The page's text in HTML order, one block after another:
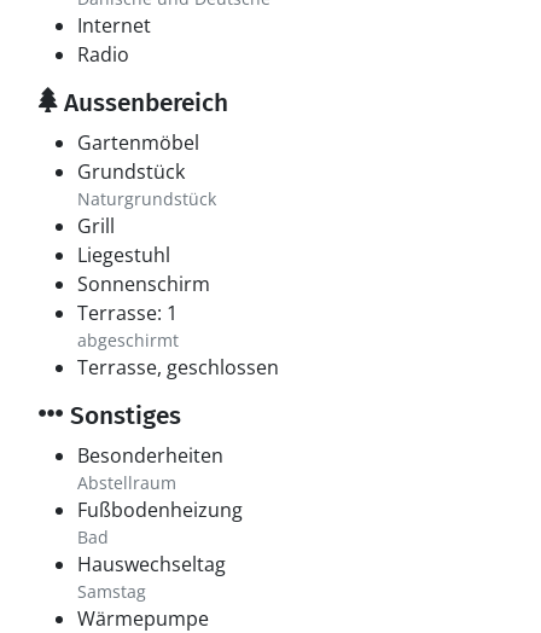
Internet
Radio
Aussenbereich
Gartenmöbel
Grundstück
Naturgrundstück
Grill
Liegestuhl
Sonnenschirm
Terrasse: 1
abgeschirmt
Terrasse, geschlossen
Sonstiges
Besonderheiten
Abstellraum
Fußbodenheizung
Bad
Hauswechseltag
Samstag
Wärmepumpe